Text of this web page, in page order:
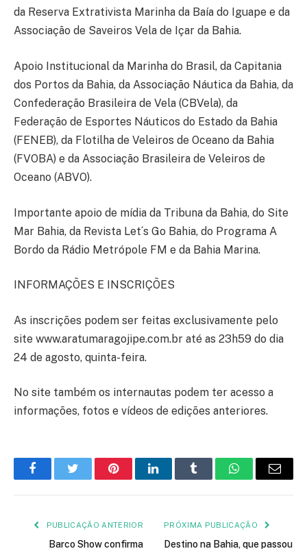
da Reserva Extrativista Marinha da Baía do Iguape e da
Associação de Saveiros Vela de Içar da Bahia.
Apoio Institucional da Marinha do Brasil, da Capitania
dos Portos da Bahia, da Associação Náutica da Bahia, da
Confederação Brasileira de Vela (CBVela), da
Federação de Esportes Náuticos do Estado da Bahia
(FENEB), da Flotilha de Veleiros de Oceano da Bahia
(FVOBA) e da Associação Brasileira de Veleiros de
Oceano (ABVO).
Importante apoio de mídia da Tribuna da Bahia, do Site
Mar Bahia, da Revista Let´s Go Bahia, do Programa A
Bordo da Rádio Metrópole FM e da Bahia Marina.
INFORMAÇÕES E INSCRIÇÕES
As inscrições podem ser feitas exclusivamente pelo
site www.aratumaragojipe.com.br até as 23h59 do dia
24 de agosto, quinta-feira.
No site também os internautas podem ter acesso a
informações, fotos e vídeos de edições anteriores.
FacebookTwitter PinterestLinkedInTumblr WhatsApp
E-
PUBLICAÇÃO ANTERIOR
Barco Show confirma
PRÓXIMA PUBLICAÇÃO
Destino na Bahia, que passou